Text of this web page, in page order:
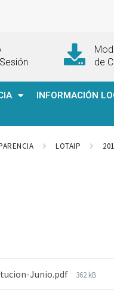
de
INFORMACIÓN
LOTAIP
Junio.pdf 362 kB